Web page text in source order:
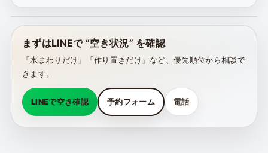
まずはLINEで “空き状況” を確認
「水まわりだけ」「作り置きだけ」など、優先順位から相談で
きます。
LINEで空き確認 予約フォーム 電話